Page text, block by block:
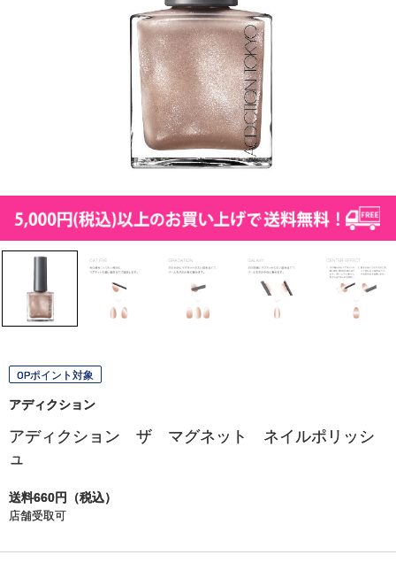
OPポイント対象
アディクション
アディクション ザ マグネット ネイルポリッシ
ュ
送料660円（税込）
店舗受取可